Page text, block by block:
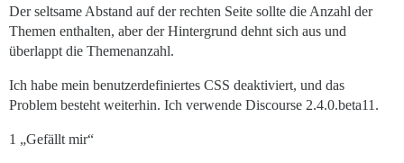
Der seltsame Abstand auf der rechten Seite sollte die Anzahl der
Themen enthalten, aber der Hintergrund dehnt sich aus und
überlappt die Themenanzahl.
Ich habe mein benutzerdefiniertes CSS deaktiviert, und das
Problem besteht weiterhin. Ich verwende Discourse 2.4.0.beta11.
1 „Gefällt mir“